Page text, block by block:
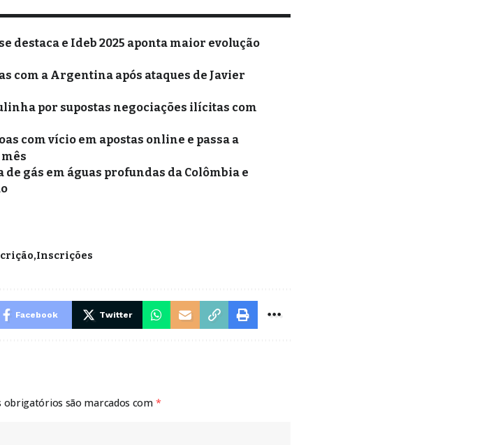
destaca e Ideb 2025 aponta maior evolução
com a Argentina após ataques de Javier
por supostas negociações ilícitas com
com vício em apostas online e passa a
gás em águas profundas da Colômbia e
Inscrições
Facebook Twitter
obrigatórios são marcados com *